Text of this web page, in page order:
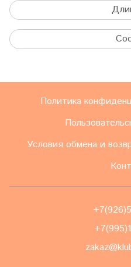
Политика
Условия обмена и